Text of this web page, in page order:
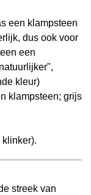
een klampsteen
dus ook voor
een
kleur)
klampsteen; grijs
klinker).
streek van